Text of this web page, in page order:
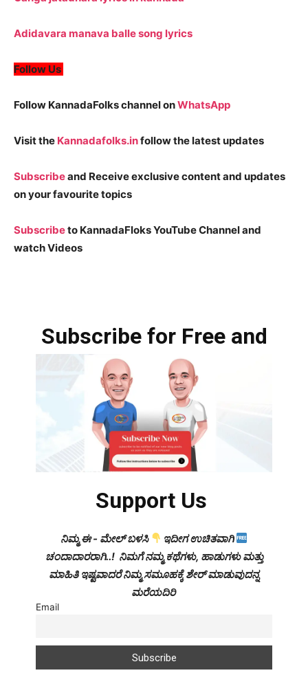
Adidavara manava balle song lyrics
Follow Us
Follow KannadaFolks channel onWhatsApp
Visit the Kannadafolks.infollow the latest updates
Subscribeand Receive exclusive content and updates
on your favourite topics
Subscribeto KannadaFloks YouTube Channel and
watch Videos
Subscribe for Free and
Support Us
ನಿಮ್ಮ ಈ - ಮೇಲ್ ಬಳಸಿ
ಇದೀಗ ಉಚಿತವಾಗಿ
ಚಂದಾದಾರರಾಗಿ..! ನಿಮಗೆ ನಮ್ಮ ಕಥೆಗಳು, ಹಾಡುಗಳು ಮತ್ತು
ಮಾಹಿತಿ ಇಷ್ಟವಾದರೆ ನಿಮ್ಮ ಸಮೂಹಕ್ಕೆ ಶೇರ್ ಮಾಡುವುದನ್ನ
ಮರೆಯದಿರಿ
Email